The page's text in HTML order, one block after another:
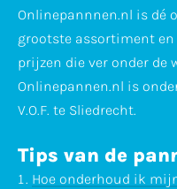
Onlinepannnen.nl is dé
grootste assortiment en
prijzen die ver onder de
Onlinepannen.nl is
V.O.F. te Sliedrecht.
Tips van de
Hoe onderhoud ik